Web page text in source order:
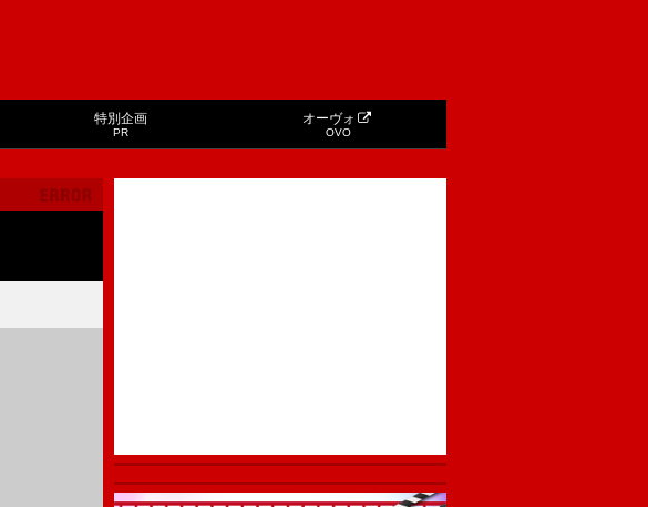
特別企画
PR
オーヴォ
OVO